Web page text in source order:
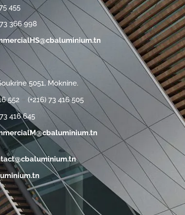
455
366 998
5051, Moknine.
552 –(+216) 73 416 505
416 645